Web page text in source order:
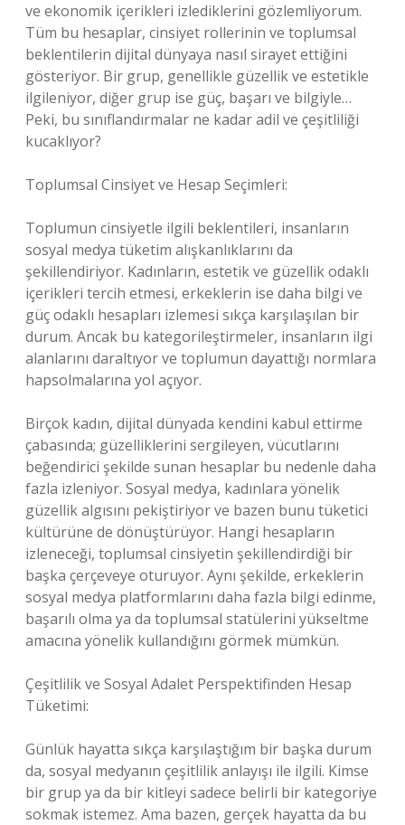
ve ekonomik içerikleri izlediklerini gözlemliyorum.
Tüm bu hesaplar, cinsiyet rollerinin ve toplumsal
beklentilerin dijital dünyaya nasıl sirayet ettiğini
gösteriyor. Bir grup, genellikle güzellik ve estetikle
ilgileniyor, diğer grup ise güç, başarı ve bilgiyle…
Peki, bu sınıflandırmalar ne kadar adil ve çeşitliliği
kucaklıyor?
Toplumsal Cinsiyet ve Hesap Seçimleri:
Toplumun cinsiyetle ilgili beklentileri, insanların
sosyal medya tüketim alışkanlıklarını da
şekillendiriyor. Kadınların, estetik ve güzellik odaklı
içerikleri tercih etmesi, erkeklerin ise daha bilgi ve
güç odaklı hesapları izlemesi sıkça karşılaşılan bir
durum. Ancak bu kategorileştirmeler, insanların ilgi
alanlarını daraltıyor ve toplumun dayattığı normlara
hapsolmalarına yol açıyor.
Birçok kadın, dijital dünyada kendini kabul ettirme
çabasında; güzelliklerini sergileyen, vücutlarını
beğendirici şekilde sunan hesaplar bu nedenle daha
fazla izleniyor. Sosyal medya, kadınlara yönelik
güzellik algısını pekiştiriyor ve bazen bunu tüketici
kültürüne de dönüştürüyor. Hangi hesapların
izleneceği, toplumsal cinsiyetin şekillendirdiği bir
başka çerçeveye oturuyor. Aynı şekilde, erkeklerin
sosyal medya platformlarını daha fazla bilgi edinme,
başarılı olma ya da toplumsal statülerini yükseltme
amacına yönelik kullandığını görmek mümkün.
Çeşitlilik ve Sosyal Adalet Perspektifinden Hesap
Tüketimi:
Günlük hayatta sıkça karşılaştığım bir başka durum
da, sosyal medyanın çeşitlilik anlayışı ile ilgili. Kimse
bir grup ya da bir kitleyi sadece belirli bir kategoriye
sokmak istemez. Ama bazen, gerçek hayatta da bu